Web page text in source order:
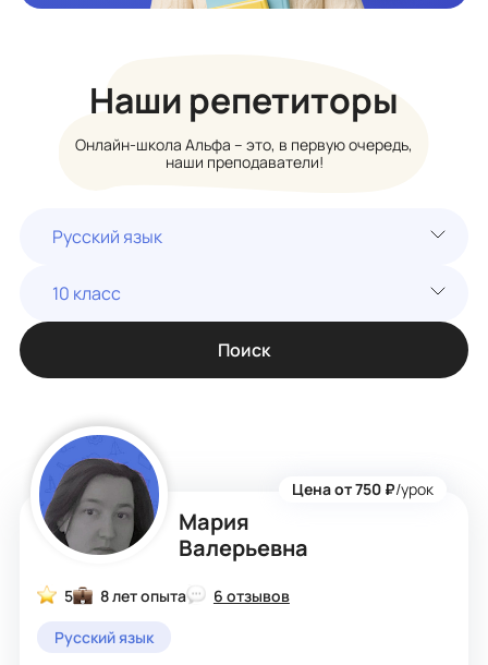
Наши репетиторы
Онлайн-школа Альфа – это, в первую очередь,
наши преподаватели!
Русский язык
10 класс
Поиск
Мария
Валерьевна
Цена от 750 ₽/урок
5 8 лет опыта
6 отзывов
Русский язык